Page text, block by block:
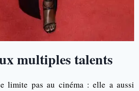
multiples talents
limite pas au cinéma : elle a aussi